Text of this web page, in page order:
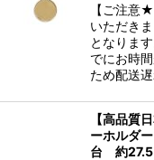
【ご注意
いただき
となりま
でにお時
ため配送
【高品質
ーホルダ
台 約